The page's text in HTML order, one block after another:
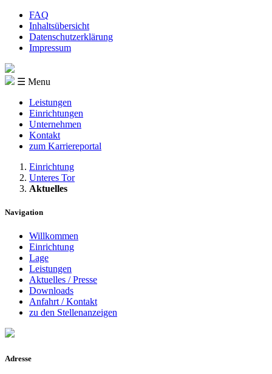
FAQ
Inhaltsübersicht
Datenschutzerklärung
Impressum
☰ Menu
Leistungen
Einrichtungen
Unternehmen
Kontakt
zum Karriereportal
Einrichtung
Unteres Tor
Aktuelles
Navigation
Willkommen
Einrichtung
Lage
Leistungen
Aktuelles / Presse
Downloads
Anfahrt / Kontakt
zu den Stellenanzeigen
Adresse